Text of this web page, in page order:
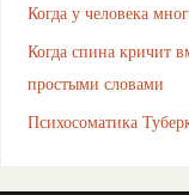
Когда у человека
Когда спина кричит
простыми словами
Психосоматика